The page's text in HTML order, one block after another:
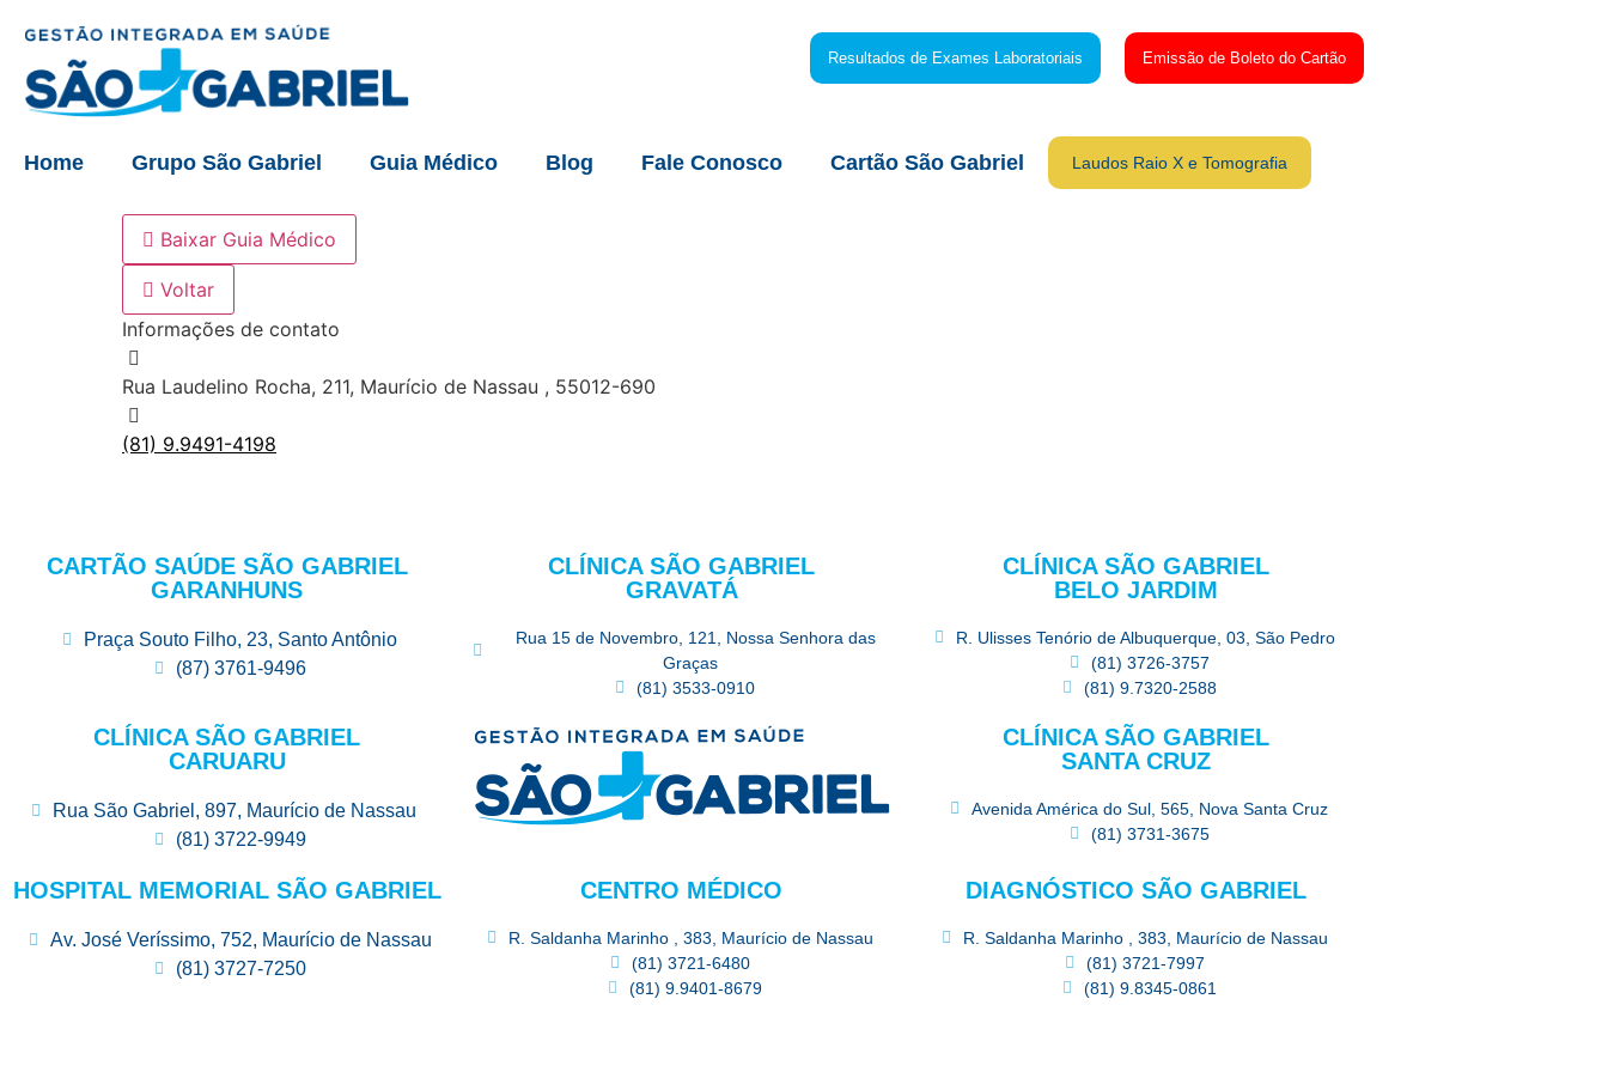
Resultados de Exames Laboratoriais Emissão de Boleto do Cartão
Home Grupo São Gabriel Guia Médico Blog Fale Conosco Cartão São Gabriel Laudos Raio X e Tomografia
Baixar Guia Médico
Voltar
Informações de contato
Rua Laudelino Rocha, 211, Maurício de Nassau , 55012-690
(81) 9.9491-4198
CARTÃO SAÚDE SÃO GABRIEL
GARANHUNS
Praça Souto Filho, 23, Santo Antônio
(87) 3761-9496
CLÍNICA SÃO GABRIEL
GRAVATÁ
Rua 15 de Novembro, 121, Nossa Senhora das
Graças
(81) 3533-0910
CLÍNICA SÃO GABRIEL
BELO JARDIM
R. Ulisses Tenório de Albuquerque, 03, São Pedro
(81) 3726-3757
(81) 9.7320-2588
CLÍNICA SÃO GABRIEL
CARUARU
Rua São Gabriel, 897, Maurício de Nassau
(81) 3722-9949
CLÍNICA SÃO GABRIEL
SANTA CRUZ
Avenida América do Sul, 565, Nova Santa Cruz
(81) 3731-3675
HOSPITAL MEMORIAL SÃO GABRIEL
Av. José Veríssimo, 752, Maurício de Nassau
(81) 3727-7250
CENTRO MÉDICO
R. Saldanha Marinho , 383, Maurício de Nassau
(81) 3721-6480
(81) 9.9401-8679
DIAGNÓSTICO SÃO GABRIEL
R. Saldanha Marinho , 383, Maurício de Nassau
(81) 3721-7997
(81) 9.8345-0861